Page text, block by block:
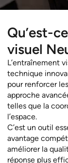
Qu’est-
visuel
L’entraînement
technique
pour renforcer
approche
telles que la
l’espace.
C’est un outil
avantage
améliorer la
réponse plus